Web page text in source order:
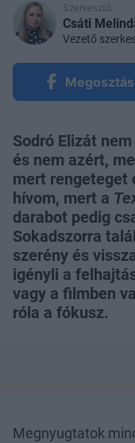
Szerkesztő:
Csáti
Vezető
Megosztás
Sodró Elizát
és nem azért,
mert rengeteget
hívom, mert a
darabot pedig
Sokadszorra
szerény és
igényli a
vagy a filmben
róla a fókusz.
Megnyugtatok